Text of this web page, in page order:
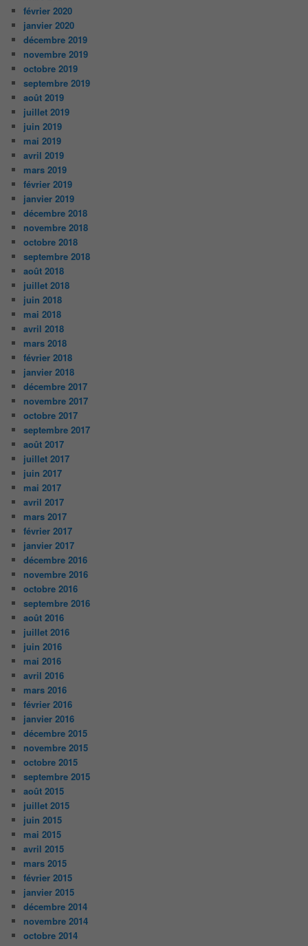
février 2020
janvier 2020
décembre 2019
novembre 2019
octobre 2019
septembre 2019
août 2019
juillet 2019
juin 2019
mai 2019
avril 2019
mars 2019
février 2019
janvier 2019
décembre 2018
novembre 2018
octobre 2018
septembre 2018
août 2018
juillet 2018
juin 2018
mai 2018
avril 2018
mars 2018
février 2018
janvier 2018
décembre 2017
novembre 2017
octobre 2017
septembre 2017
août 2017
juillet 2017
juin 2017
mai 2017
avril 2017
mars 2017
février 2017
janvier 2017
décembre 2016
novembre 2016
octobre 2016
septembre 2016
août 2016
juillet 2016
juin 2016
mai 2016
avril 2016
mars 2016
février 2016
janvier 2016
décembre 2015
novembre 2015
octobre 2015
septembre 2015
août 2015
juillet 2015
juin 2015
mai 2015
avril 2015
mars 2015
février 2015
janvier 2015
décembre 2014
novembre 2014
octobre 2014